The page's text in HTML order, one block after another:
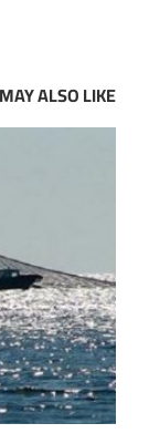
ALSO LIKE